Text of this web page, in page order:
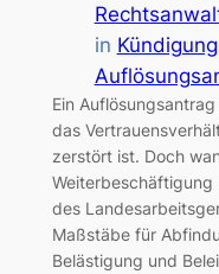
in Kündigung
Ein
das
zerstört ist. Doch
Weiterbeschäftigung
des
Maßstäbe für
Belästigung und